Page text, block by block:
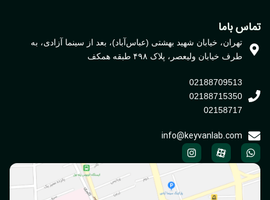
باما
تهران، خیابان شهید بهشتی (عباس‌آباد)، بعد از سینما آزادی، به
طرف خیابان ولیعصر، پلاک ۴۹۸ طبقه همکف
02188709513
02188715350
02158717
info@keyvanlab.com